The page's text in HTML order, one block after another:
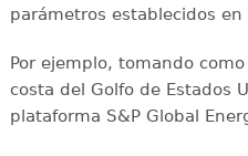
parámetros establecidos
Por ejemplo, tomando
costa del Golfo de Estados
plataforma S&P Global